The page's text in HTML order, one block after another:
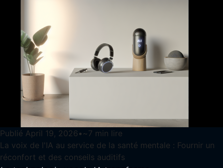
Publié April 19, 2026• ~ 7 min lire
La voix de l'IA au service de la santé mentale : Fournir un
réconfort et des conseils auditifs